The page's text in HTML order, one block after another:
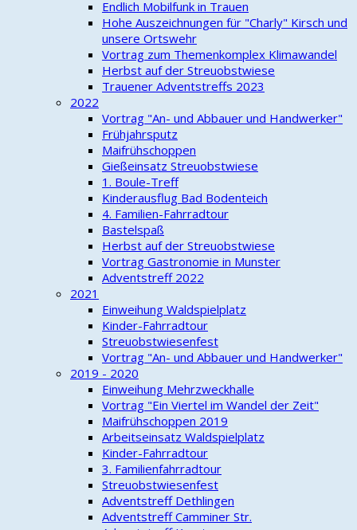
Endlich Mobilfunk in Trauen
Hohe Auszeichnungen für "Charly" Kirsch und
unsere Ortswehr
Vortrag zum Themenkomplex Klimawandel
Herbst auf der Streuobstwiese
Trauener Adventstreffs 2023
2022
Vortrag "An- und Abbauer und Handwerker"
Frühjahrsputz
Maifrühschoppen
Gießeinsatz Streuobstwiese
1. Boule-Treff
Kinderausflug Bad Bodenteich
4. Familien-Fahrradtour
Bastelspaß
Herbst auf der Streuobstwiese
Vortrag Gastronomie in Munster
Adventstreff 2022
2021
Einweihung Waldspielplatz
Kinder-Fahrradtour
Streuobstwiesenfest
Vortrag "An- und Abbauer und Handwerker"
2019 - 2020
Einweihung Mehrzweckhalle
Vortrag "Ein Viertel im Wandel der Zeit"
Maifrühschoppen 2019
Arbeitseinsatz Waldspielplatz
Kinder-Fahrradtour
3. Familienfahrradtour
Streuobstwiesenfest
Adventstreff Dethlingen
Adventstreff Camminer Str.